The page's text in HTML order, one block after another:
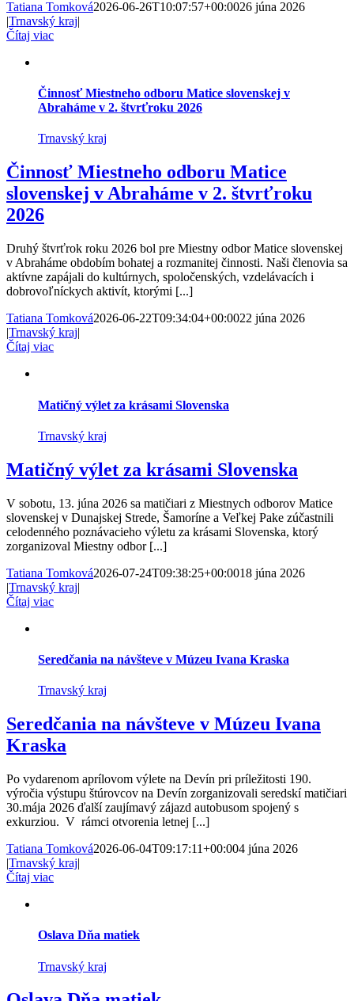
Tatiana Tomková2026-06-26T10:07:57+00:0026 júna 2026
|Trnavský kraj|
Čítaj viac
Činnosť Miestneho odboru Matice slovenskej v
Abraháme v 2. štvrťroku 2026
Trnavský kraj
Činnosť Miestneho odboru Matice
slovenskej v Abraháme v 2. štvrťroku
2026
Druhý štvrťrok roku 2026 bol pre Miestny odbor Matice slovenskej
v Abraháme obdobím bohatej a rozmanitej činnosti. Naši členovia sa
aktívne zapájali do kultúrnych, spoločenských, vzdelávacích i
dobrovoľníckych aktivít, ktorými [...]
Tatiana Tomková2026-06-22T09:34:04+00:0022 júna 2026
|Trnavský kraj|
Čítaj viac
Matičný výlet za krásami Slovenska
Trnavský kraj
Matičný výlet za krásami Slovenska
V sobotu, 13. júna 2026 sa matičiari z Miestnych odborov Matice
slovenskej v Dunajskej Strede, Šamoríne a Veľkej Pake zúčastnili
celodenného poznávacieho výletu za krásami Slovenska, ktorý
zorganizoval Miestny odbor [...]
Tatiana Tomková2026-07-24T09:38:25+00:0018 júna 2026
|Trnavský kraj|
Čítaj viac
Seredčania na návšteve v Múzeu Ivana Kraska
Trnavský kraj
Seredčania na návšteve v Múzeu Ivana
Kraska
Po vydarenom aprílovom výlete na Devín pri príležitosti 190.
výročia výstupu štúrovcov na Devín zorganizovali seredskí matičiari
30.mája 2026 ďalší zaujímavý zájazd autobusom spojený s
exkurziou. V rámci otvorenia letnej [...]
Tatiana Tomková2026-06-04T09:17:11+00:004 júna 2026
|Trnavský kraj|
Čítaj viac
Oslava Dňa matiek
Trnavský kraj